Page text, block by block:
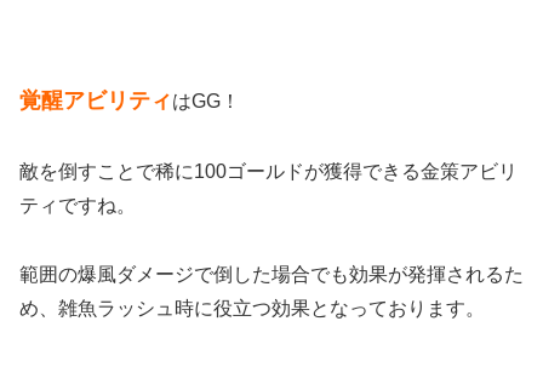
覚醒アビリティはGG！
敵を倒すことで稀に100ゴールドが獲得できる金策アビリ
ティですね。
範囲の爆風ダメージで倒した場合でも効果が発揮されるた
め、雑魚ラッシュ時に役立つ効果となっております。